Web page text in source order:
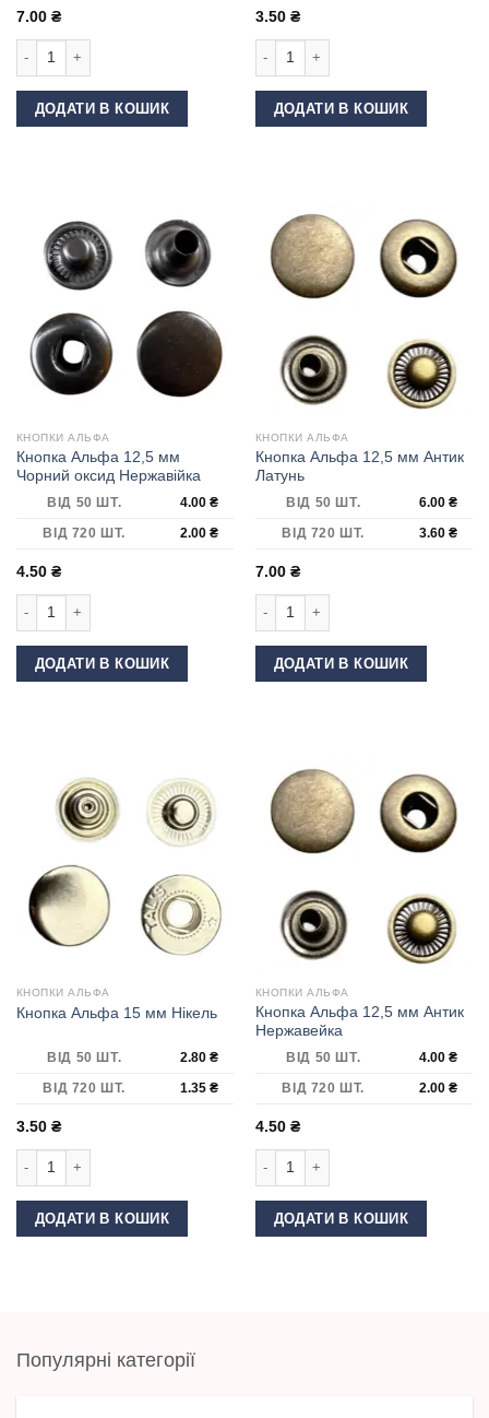
7.00 ₴
ДОДАТИ В КОШИК
3.50 ₴
ДОДАТИ В КОШИК
КНОПКИ АЛЬФА
Кнопка Альфа 12,5 мм
Чорний оксид Нержавійка
ВІД 50 ШТ. 4.00₴
ВІД 720 ШТ.
2.00₴
4.50 ₴
ДОДАТИ В КОШИК
КНОПКИ АЛЬФА
Кнопка Альфа 12,5 мм Антик
Латунь
ВІД 50 ШТ. 6.00₴
ВІД 720 ШТ.
3.60₴
7.00 ₴
ДОДАТИ В КОШИК
КНОПКИ АЛЬФА
Кнопка Альфа 15 мм Нікель
ВІД 50 ШТ. 2.80₴
ВІД 720 ШТ.
1.35₴
3.50 ₴
ДОДАТИ В КОШИК
КНОПКИ АЛЬФА
Кнопка Альфа 12,5 мм Антик
Нержавейка
ВІД 50 ШТ. 4.00₴
ВІД 720 ШТ.
2.00₴
4.50 ₴
ДОДАТИ В КОШИК
Популярні категорії